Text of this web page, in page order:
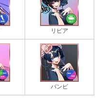
リピア
バンビ